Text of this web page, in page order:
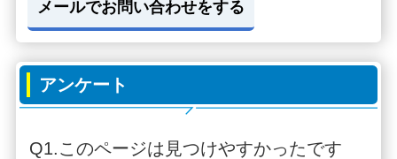
メールでお問い合わせをする
アンケート
Q1.このページは見つけやすかったです